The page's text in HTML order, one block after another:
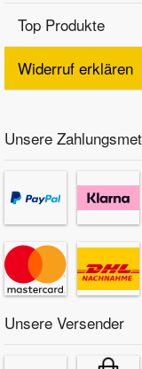
Top Produkte
Widerruf erklären
Unsere
Unsere Versender